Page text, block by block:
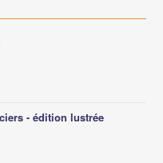
- édition lustrée